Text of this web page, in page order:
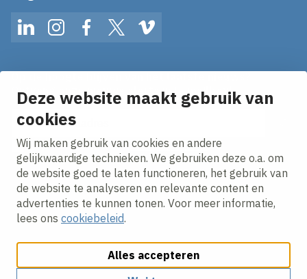
Deze website maakt gebruik van
cookies
Wij maken gebruik van cookies en andere
gelijkwaardige technieken. We gebruiken deze o.a. om
de website goed te laten functioneren, het gebruik van
de website te analyseren en relevante content en
advertenties te kunnen tonen. Voor meer informatie,
lees ons cookiebeleid.
Alles accepteren
LinkedInInstagramFacebookTwitterVimeo
Ontvang onze nieuws alerts in je mailbox!
E-mailadres
Ik ga akkoord met hetprivacy statement.
Cookies aanpassenCookie beleidPrivacy policy
Algemene inkoopvoorwaarden